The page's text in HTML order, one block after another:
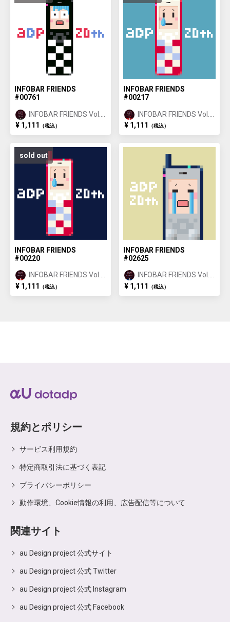
INFOBAR FRIENDS
#00761
INFOBAR FRIENDS Vol.1
ICHIMATSU ①
¥ 1,111 （税込）
INFOBAR FRIENDS
#00217
INFOBAR FRIENDS Vol.1
NISHIKIGOI ①
¥ 1,111 （税込）
sold out
INFOBAR FRIENDS
#00220
INFOBAR FRIENDS Vol.1
NISHIKIGOI ①
¥ 1,111 （税込）
INFOBAR FRIENDS
#02625
INFOBAR FRIENDS Vol.1
BUILDING ②
¥ 1,111 （税込）
規約とポリシー
サービス利用規約
特定商取引法に基づく表記
プライバシーポリシー
動作環境、Cookie情報の利用、広告配信等について
関連サイト
au Design project 公式サイト
au Design project 公式 Twitter
au Design project 公式 Instagram
au Design project 公式 Facebook